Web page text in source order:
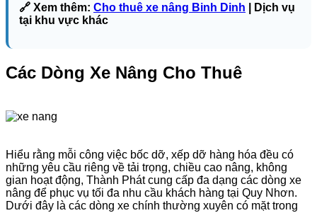
🔗 Xem thêm: Cho thuê xe nâng Binh Dinh | Dịch vụ
tại khu vực khác
Các Dòng Xe Nâng Cho Thuê
Hiểu rằng mỗi công việc bốc dỡ, xếp dỡ hàng hóa đều có
những yêu cầu riêng về tải trọng, chiều cao nâng, không
gian hoạt động, Thành Phát cung cấp đa dạng các dòng xe
nâng để phục vụ tối đa nhu cầu khách hàng tại Quy Nhơn.
Dưới đây là các dòng xe chính thường xuyên có mặt trong